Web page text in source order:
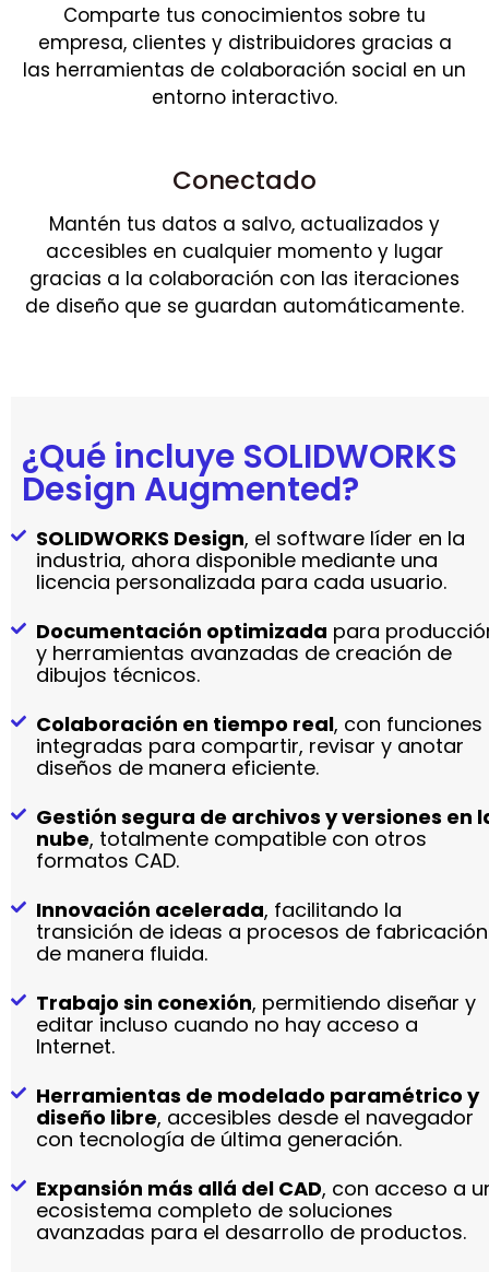
Comparte tus conocimientos sobre tu
empresa, clientes y distribuidores gracias a
las herramientas de colaboración social en un
entorno interactivo.
Conectado
Mantén tus datos a salvo, actualizados y
accesibles en cualquier momento y lugar
gracias a la colaboración con las iteraciones
de diseño que se guardan automáticamente.
¿Qué incluye SOLIDWORKS
Design Augmented?
SOLIDWORKS Design, el software líder en la
industria, ahora disponible mediante una
licencia personalizada para cada usuario.
Documentación optimizada para
y herramientas avanzadas de creación de
dibujos técnicos.
Colaboración en tiempo real, con funciones
integradas para compartir, revisar y anotar
diseños de manera eficiente.
Gestión segura de archivos y versiones en
nube, totalmente compatible con otros
formatos CAD.
Innovación acelerada, facilitando la
transición de ideas a procesos de fabricación
de manera fluida.
Trabajo sin conexión, permitiendo diseñar y
editar incluso cuando no hay acceso a
Internet.
Herramientas de modelado paramétrico y
diseño libre, accesibles desde el navegador
con tecnología de última generación.
Expansión más allá del CAD, con acceso a
ecosistema completo de soluciones
avanzadas para el desarrollo de productos.